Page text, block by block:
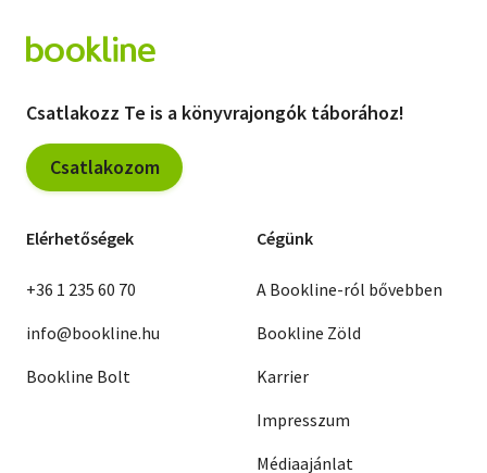
Csatlakozz Te is a könyvrajongók táborához!
Csatlakozom
Elérhetőségek
+36 1 235 60 70
info@bookline.hu
Bookline Bolt
Cégünk
A Bookline-ról bővebben
Bookline Zöld
Karrier
Impresszum
Médiaajánlat